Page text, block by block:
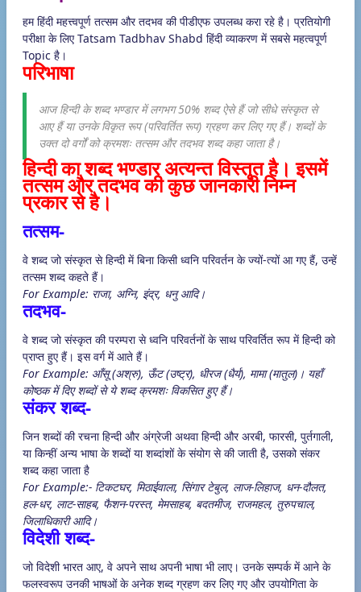
हम हिंदी महत्त्वपूर्ण तत्सम और तदभव की पीडीएफ उपलब्ध करा रहे है। प्रतियोगी
परीक्षा के लिए Tatsam Tadbhav Shabd हिंदी व्याकरण में सबसे महत्वपूर्ण
Topic है।
परिभाषा
आज हिन्दी के शब्द भण्डार में लगभग 50% शब्द ऐसे हैं जो सीधे संस्कृत से
आए हैं या उनके विकृत रूप (परिवर्तित रूप) ग्रहण कर लिए गए हैं। शब्दों के
उक्त दो वर्गों को क्रमशः तत्सम और तदभव शब्द कहा जाता है।
हिन्दी का शब्द भण्डार अत्यन्त विस्तृत है। इसमें
तत्सम और तदभव की कुछ जानकारी निम्न
प्रकार से है।
तत्सम-
वे शब्द जो संस्कृत से हिन्दी में बिना किसी ध्वनि परिवर्तन के ज्यों-त्यों आ गए हैं, उन्हें
तत्सम शब्द कहते हैं।
For Example: राजा, अग्नि, इंद्र, धनु आदि।
तदभव-
वे शब्द जो संस्कृत की परम्परा से ध्वनि परिवर्तनों के साथ परिवर्तित रूप में हिन्दी को
प्राप्त हुए हैं। इस वर्ग में आते हैं।
For Example: आँसू (अश्रु), ऊँट (उष्ट्र), धीरज (धैर्य), मामा (मातुल)। यहाँ
कोष्ठक में दिए शब्दों से ये शब्द क्रमशः विकसित हुए हैं।
संकर शब्द-
जिन शब्दों की रचना हिन्दी और अंग्रेजी अथवा हिन्दी और अरबी, फारसी, पुर्तगाली,
या किन्हीं अन्य भाषा के शब्दों या शब्दांशों के संयोग से की जाती है, उसको संकर
शब्द कहा जाता है
For Example:- टिकटघर, मिठाईवाला, सिंगार टेबुल, लाज-लिहाज, धन-दौलत,
हल-धर, लाट-साहब, फैशन-परस्त, मेमसाहब, बदतमीज, राजमहल, तुरुपचाल,
जिलाधिकारी आदि।
विदेशी शब्द-
जो विदेशी भारत आए, वे अपने साथ अपनी भाषा भी लाए। उनके सम्पर्क में आने के
फलस्वरूप उनकी भाषओं के अनेक शब्द ग्रहण कर लिए गए और उपयोगिता के